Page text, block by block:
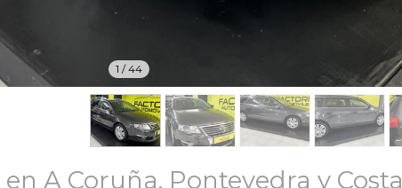
1 /44
en A Coruña, Pontevedra y Costa